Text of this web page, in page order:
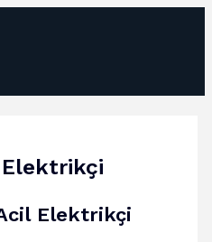
Elektrikçi